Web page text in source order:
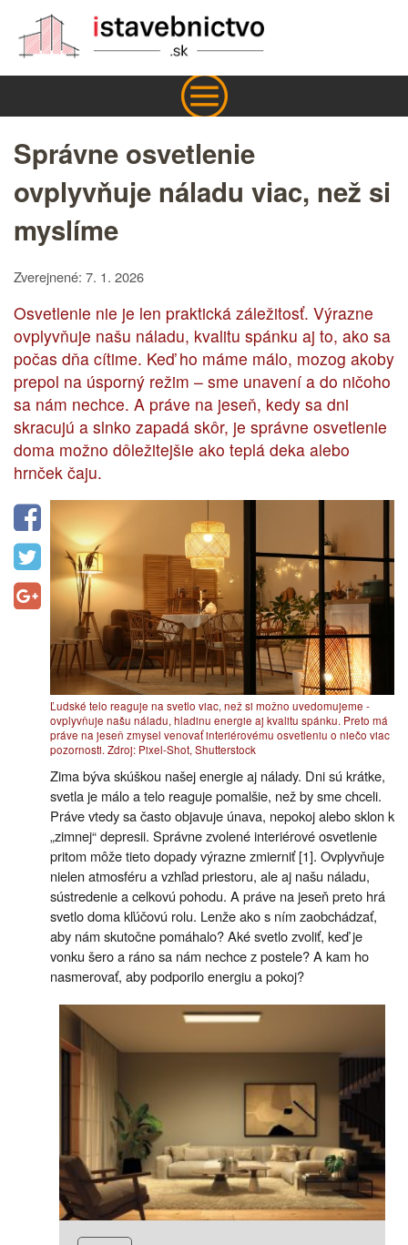
Správne osvetlenie
ovplyvňuje náladu viac, než si
myslíme
Zverejnené: 7. 1. 2026
Osvetlenie nie je len praktická záležitosť. Výrazne
ovplyvňuje našu náladu, kvalitu spánku aj to, ako sa
počas dňa cítime. Keď ho máme málo, mozog akoby
prepol na úsporný režim – sme unavení a do ničoho
sa nám nechce. A práve na jeseň, kedy sa dni
skracujú a slnko zapadá skôr, je správne osvetlenie
doma možno dôležitejšie ako teplá deka alebo
hrnček čaju.
Ľudské telo reaguje na svetlo viac, než si možno uvedomujeme -
ovplyvňuje našu náladu, hladinu energie aj kvalitu spánku. Preto má
práve na jeseň zmysel venovať interiérovému osvetleniu o niečo viac
pozornosti. Zdroj: Pixel-Shot, Shutterstock
Zima býva skúškou našej energie aj nálady. Dni sú krátke,
svetla je málo a telo reaguje pomalšie, než by sme chceli.
Práve vtedy sa často objavuje únava, nepokoj alebo sklon k
„zimnej“ depresii. Správne zvolené interiérové osvetlenie
pritom môže tieto dopady výrazne zmierniť [1]. Ovplyvňuje
nielen atmosféru a vzhľad priestoru, ale aj našu náladu,
sústredenie a celkovú pohodu. A práve na jeseň preto hrá
svetlo doma kľúčovú rolu. Lenže ako s ním zaobchádzať,
aby nám skutočne pomáhalo? Aké svetlo zvoliť, keď je
vonku šero a ráno sa nám nechce z postele? A kam ho
nasmerovať, aby podporilo energiu a pokoj?